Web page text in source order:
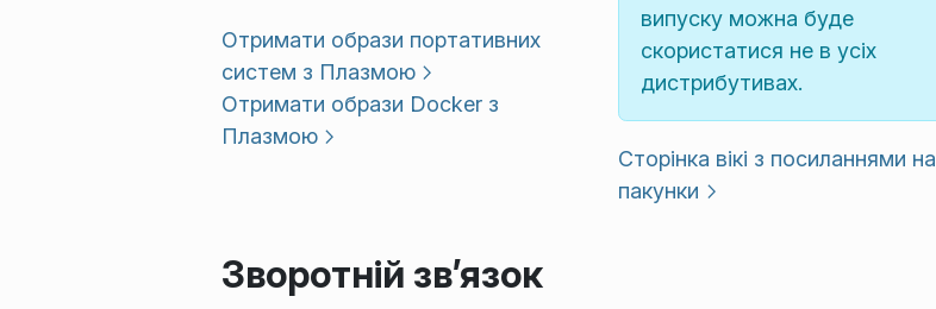
Отримати образи портативних
систем з Плазмою
Отримати образи Docker з
Плазмою
випуску можна буде
скористатися не в усіх
дистрибутивах.
Сторінка вікі з посиланнями на
пакунки
Зворотній зв’язок